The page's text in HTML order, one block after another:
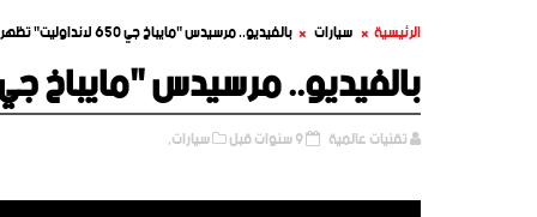
الرئيسية سيارات بالفيديو.. مرسيدس "مايباخ جي 650 لانداوليت" تظهر مجدداً
بالفيديو.. مرسيدس "مايباخ جي 650 لانداوليت" تظهر
تقنيات عالمية 9 سنوات قبل سيارات,